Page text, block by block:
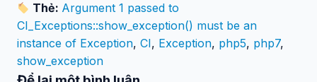
Thẻ: Argument 1 passed to
CI_Exceptions::show_exception() must be an
instance of Exception, CI, Exception, php5, php7,
show_exception